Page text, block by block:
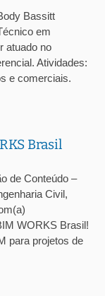
Bassitt
em
atuado no
Atividades:
e comerciais.
Brasil
de Conteúdo –
Civil,
WORKS Brasil!
para projetos de